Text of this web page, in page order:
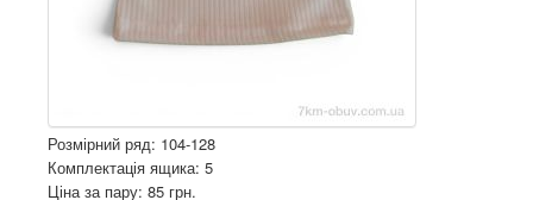
Розмірний ряд: 104-128
Комплектація ящика: 5
Ціна за пару: 85 грн.